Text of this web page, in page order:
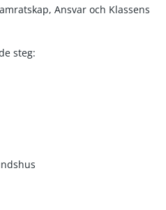
Ansvar och Klassens
steg: